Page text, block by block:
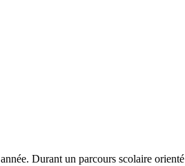
année. Durant un parcours scolaire